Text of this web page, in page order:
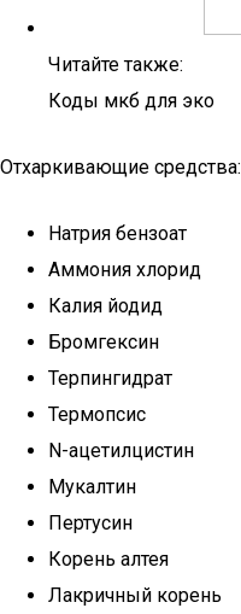
Читайте также:
Коды мкб для эко
Отхаркивающие средства:
Натрия бензоат
Аммония хлорид
Калия йодид
Бромгексин
Терпингидрат
Термопсис
N-ацетилцистин
Мукалтин
Пертусин
Корень алтея
Лакричный корень